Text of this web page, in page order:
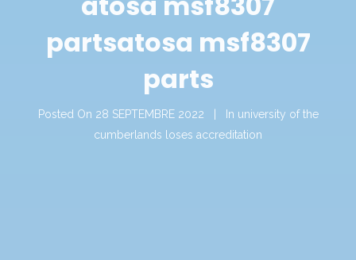
partsatosa msf8307
parts
Posted On 28 SEPTEMBRE 2022 In university of the
cumberlands loses accreditation